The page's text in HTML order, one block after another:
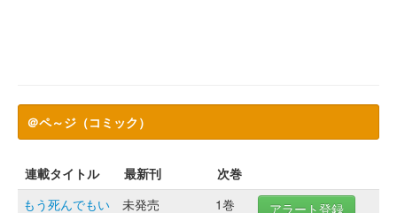
＠ペ～ジ（コミック）
連載タイトル 最新刊
次巻
もう死んでもい
未発売
1巻
アラート登録